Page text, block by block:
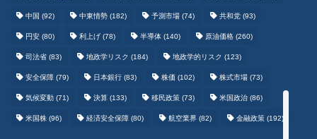
中国 (92) 中東情勢 (182) 予測市場 (74) 共和党 (93)
円安 (80) 利上げ (78) 半導体 (140) 原油価格 (260)
司法省 (83) 地政学リスク (184) 地政学的リスク (123)
安全保障 (79) 日本銀行 (83) 株価 (102) 株式市場 (73)
気候変動 (71) 決算 (133) 移民政策 (73) 米国政治 (86)
米国株 (96) 経済安全保障 (80) 航空業界 (82) 金融政策 (192)
野球まとめ
サッカーまとめ